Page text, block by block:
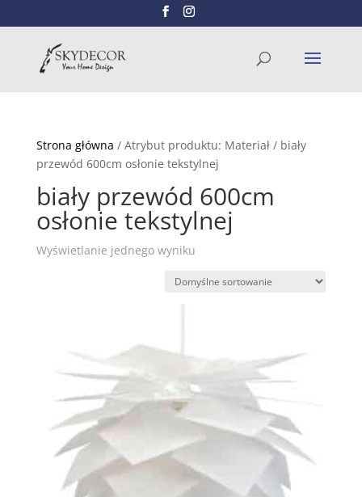
Strona główna / Atrybut produktu: Materiał / biały
przewód 600cm osłonie tekstylnej
biały przewód 600cm
osłonie tekstylnej
Wyświetlanie jednego wyniku